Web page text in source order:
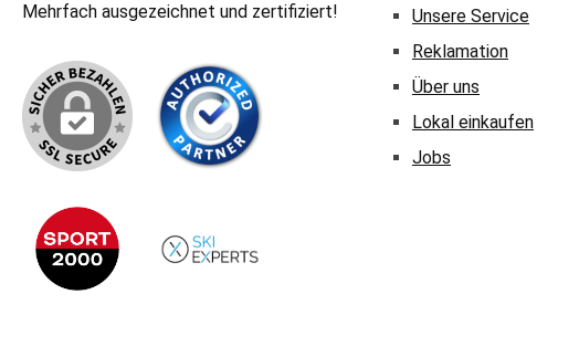
Mehrfach ausgezeichnet und zertifiziert!
Unsere Service
Reklamation
Über uns
Lokal einkaufen
Jobs